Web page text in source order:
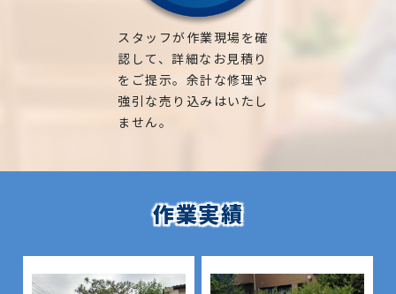
スタッフが作業現場を確
認して、詳細なお見積り
をご提示。余計な修理や
強引な売り込みはいたし
ません。
作業実績